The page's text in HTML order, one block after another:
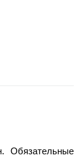
Обязательные